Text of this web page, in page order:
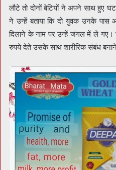
लौटे तो दोनों बेटियों ने अपने साथ हुए
ने उन्हें बताया कि दो युवक उनके
दिलाने के नाम पर उन्हें जंगल में ले गए।
रुपये देते उसके साथ शारीरिक संबंध